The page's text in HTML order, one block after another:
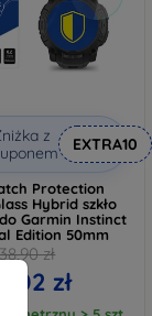
z
EXTRA10
Protection
Hybrid szkło
Garmin Instinct
Edition 50mm
38,90 zł
zł